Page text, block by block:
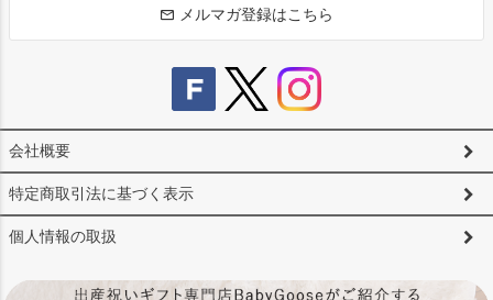
メルマガ登録はこちら
会社概要
特定商取引法に基づく表示
個人情報の取扱